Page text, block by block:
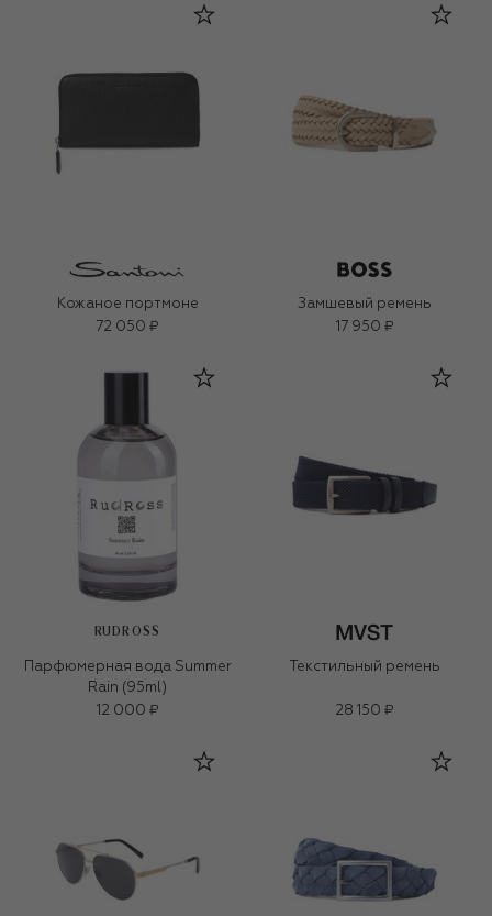
Кожаное портмоне
72 050 ₽
Замшевый ремень
17 950 ₽
RUDROSS
Парфюмерная вода Summer
Rain (95ml)
12 000 ₽
Текстильный ремень
28 150 ₽